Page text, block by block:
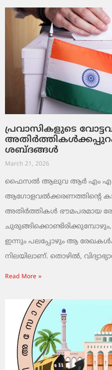
പ്രവാസികളുടെ
ശബ്ദങ്ങൾ
March 21, 2026
ഫൈസൽ ആലുവ ആർ എം എ
ആഗോളവൽക്കരണത്തിന്റെ
അതിർത്തികൾ ഭൗമപരമായ
ഇന്നും പലപ്പോഴും ആ
നിലയിലാണ്. തൊഴിൽ,
Read More »